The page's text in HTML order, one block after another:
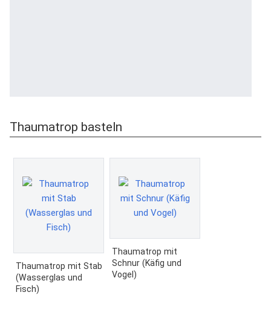
Thaumatrop basteln
Thaumatrop mit Stab
(Wasserglas und
Fisch)
Thaumatrop mit
Schnur (Käfig und
Vogel)